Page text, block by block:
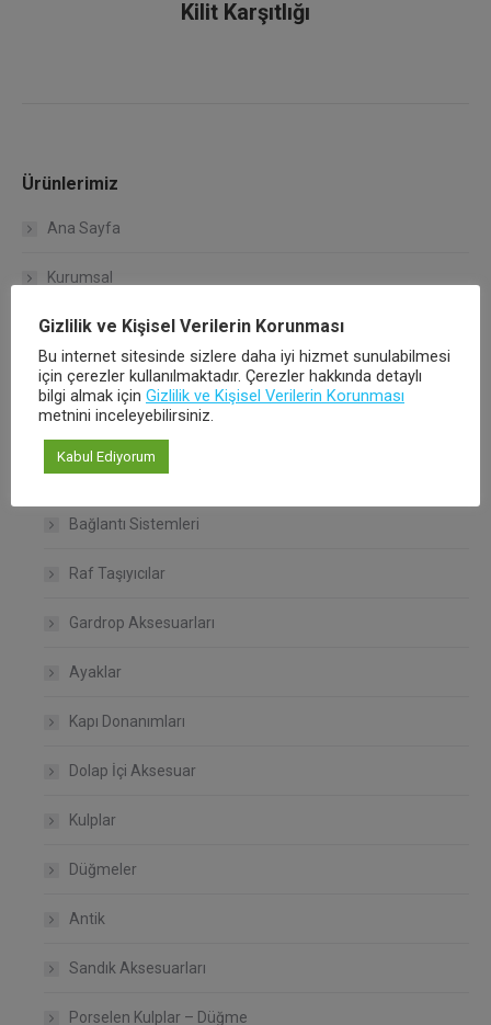
Kilit Karşıtlığı
Ürünlerimiz
Ana Sayfa
Kurumsal
Çalışma Koşullarımız
Kalite Politikamız
Hakkımızda
Ürünlerimiz
Bağlantı Sistemleri
Raf Taşıyıcılar
Gardrop Aksesuarları
Ayaklar
Kapı Donanımları
Dolap İçi Aksesuar
Kulplar
Düğmeler
Antik
Sandık Aksesuarları
Porselen Kulplar – Düğme
Gizlilik ve Kişisel Verilerin Korunması
Bu internet sitesinde sizlere daha iyi hizmet sunulabilmesi
için çerezler kullanılmaktadır. Çerezler hakkında detaylı
bilgi almak için Gizlilik ve Kişisel Verilerin Korunması
metnini inceleyebilirsiniz.
Kabul Ediyorum